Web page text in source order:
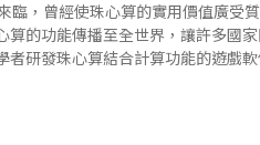
的功能傳播至全世界，讓許多國
研發珠心算結合計算功能的遊戲軟